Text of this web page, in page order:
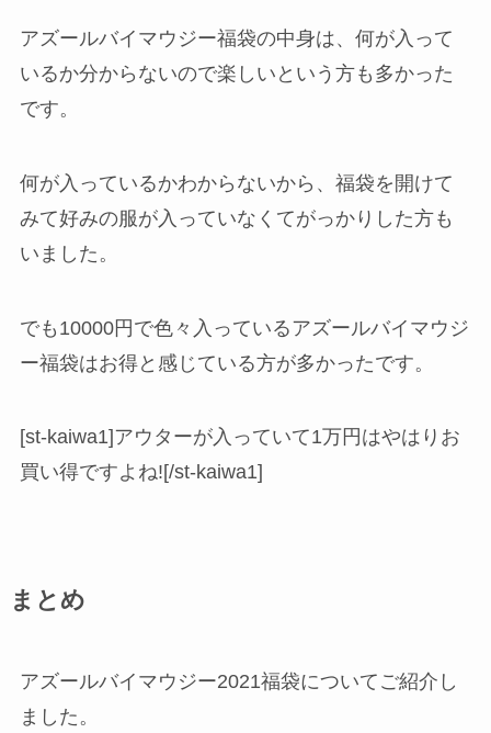
アズールバイマウジー福袋の中身は、何が入って
いるか分からないので楽しいという方も多かった
です。
何が入っているかわからないから、福袋を開けて
みて好みの服が入っていなくてがっかりした方も
いました。
でも10000円で色々入っているアズールバイマウジ
ー福袋はお得と感じている方が多かったです。
[st-kaiwa1]アウターが入っていて1万円はやはりお
買い得ですよね![/st-kaiwa1]
まとめ
アズールバイマウジー2021福袋についてご紹介し
ました。